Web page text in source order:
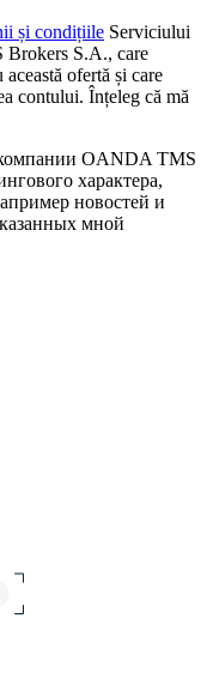
și condițiile Serviciului
S.A., care
ofertă și care
contului. Înțeleg că mă
OANDA TMS
характера,
новостей и
мной